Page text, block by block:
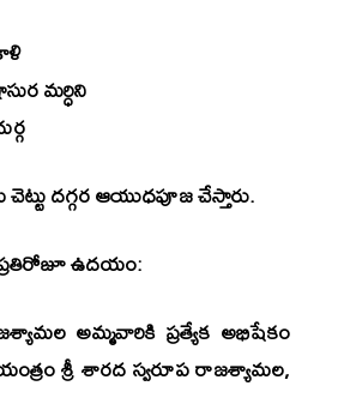
మర్ధిని
దగ్గర ఆయుధపూజ చేస్తారు.
ఉదయం:
అమ్మవారికి ప్రత్యేక అభిషేకం
శ్రీ శారద స్వరూప రాజశ్యామల,